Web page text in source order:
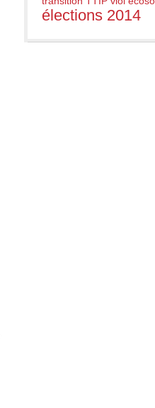
élections 2014